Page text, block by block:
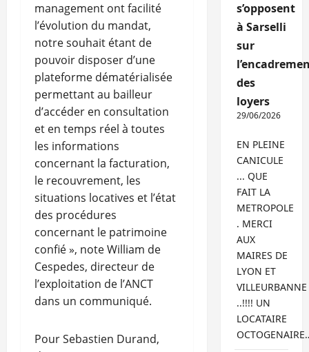
management ont facilité
l’évolution du mandat,
notre souhait étant de
pouvoir disposer d’une
plateforme dématérialisée
permettant au bailleur
d’accéder en consultation
et en temps réel à toutes
les informations
concernant la facturation,
le recouvrement, les
situations locatives et l’état
des procédures
concernant le patrimoine
confié », note William de
Cespedes, directeur de
l’exploitation de l’ANCT
dans un communiqué.
Pour Sebastien Durand,
s’opposent
à Sarselli
sur
des
loyers
29/06/2026
EN PLEINE
CANICULE
... QUE
FAIT LA
METROPOLE
. MERCI
AUX
MAIRES DE
LYON ET
VILLEURBANNE
..!!!! UN
LOCATAIRE